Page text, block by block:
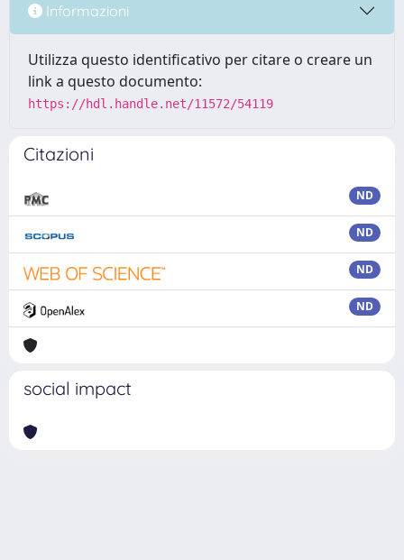
Informazioni
Utilizza questo identificativo per citare o creare un
link a questo documento:
https://hdl.handle.net/11572/54119
Citazioni
ND
ND
ND
ND
social impact